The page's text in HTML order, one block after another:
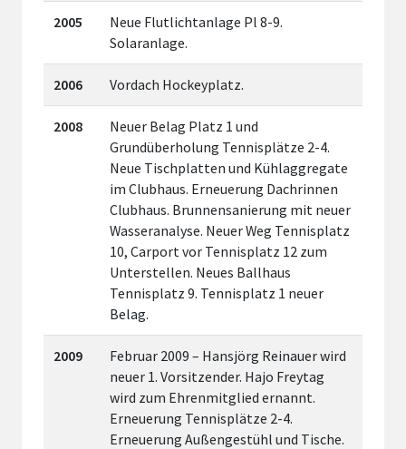
2005
Neue Flutlichtanlage Pl 8-9.
Solaranlage.
2006 Vordach Hockeyplatz.
2008
Neuer Belag Platz 1 und
Grundüberholung Tennisplätze 2-4.
Neue Tischplatten und Kühlaggregate
im Clubhaus. Erneuerung Dachrinnen
Clubhaus. Brunnensanierung mit neuer
Wasseranalyse. Neuer Weg Tennisplatz
10, Carport vor Tennisplatz 12 zum
Unterstellen. Neues Ballhaus
Tennisplatz 9. Tennisplatz 1 neuer
Belag.
2009
Februar 2009 – Hansjörg Reinauer wird
neuer 1. Vorsitzender. Hajo Freytag
wird zum Ehrenmitglied ernannt.
Erneuerung Tennisplätze 2-4.
Erneuerung Außengestühl und Tische.